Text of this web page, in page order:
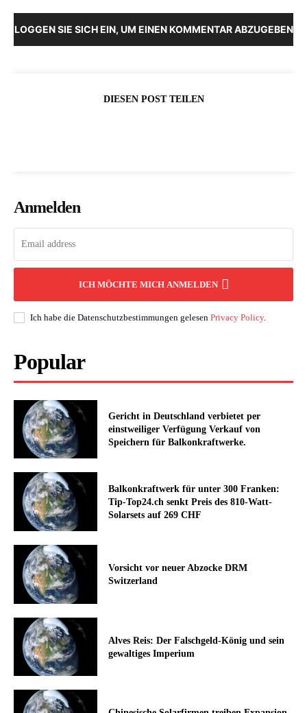
LOGGEN SIE SICH EIN, UM EINEN KOMMENTAR ABZUGEBEN
DIESEN POST TEILEN
Anmelden
ICH MÖCHTE MICH ANMELDEN
Ich habe die Datenschutzbestimmungen gelesen Privacy Policy.
Popular
Gericht in Deutschland verbietet per
einstweiliger Verfügung Verkauf von
Speichern für Balkonkraftwerke.
Balkonkraftwerk für unter 300 Franken:
Tip-Top24.ch senkt Preis des 810-Watt-
Solarsets auf 269 CHF
Vorsicht vor neuer Abzocke DRM
Switzerland
Alves Reis: Der Falschgeld-König und sein
gewaltiges Imperium